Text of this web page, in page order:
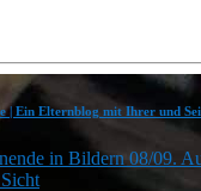
| Ein Elternblog mit Ihrer und
in Bildern 08/09.